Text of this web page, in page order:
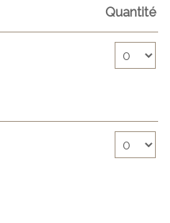
Quantité
Nombre de billets
Nombre de billets